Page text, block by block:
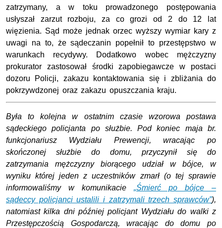
zatrzymany, a w toku prowadzonego postępowania
usłyszał zarzut rozboju, za co grozi od 2 do 12 lat
więzienia. Sąd może jednak orzec wyższy wymiar kary z
uwagi na to, że sądeczanin popełnił to przestępstwo w
warunkach recydywy. Dodatkowo wobec mężczyzny
prokurator zastosował środki zapobiegawcze w postaci
dozoru Policji, zakazu kontaktowania się i zbliżania do
pokrzywdzonej oraz zakazu opuszczania kraju.
Była to kolejna w ostatnim czasie wzorowa postawa
sądeckiego policjanta po służbie. Pod koniec maja br.
funkcjonariusz Wydziału Prewencji, wracając po
skończonej służbie do domu, przyczynił się do
zatrzymania mężczyzny biorącego udział w bójce, w
wyniku której jeden z uczestników zmarł (o tej sprawie
informowaliśmy w komunikacie „Śmierć po bójce –
sądeccy policjanci ustalili i zatrzymali trzech sprawców”),
natomiast kilka dni później policjant Wydziału do walki z
Przestępczością Gospodarczą, wracając do domu po